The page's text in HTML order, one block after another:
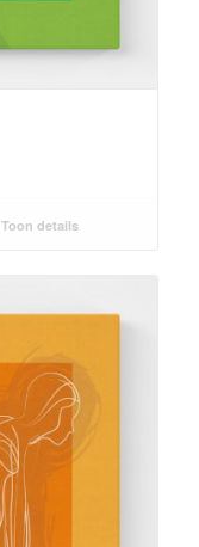
Toon details